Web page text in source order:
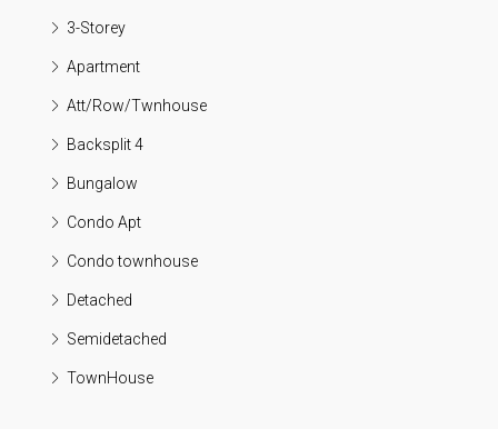
3-Storey
Apartment
Att/Row/Twnhouse
Backsplit 4
Bungalow
Condo Apt
Condo townhouse
Detached
Semidetached
TownHouse